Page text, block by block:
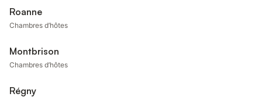
Roanne
Chambres d’hôtes
Montbrison
Chambres d’hôtes
Régny